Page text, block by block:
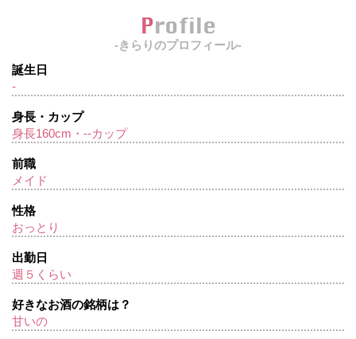
Profile
-きらりのプロフィール-
誕生日
-
身長・カップ
身長160cm・--カップ
前職
メイド
性格
おっとり
出勤日
週５くらい
好きなお酒の銘柄は？
甘いの